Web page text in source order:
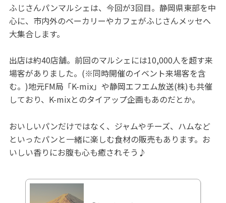
ふじさんパンマルシェは、今回が3回目。静岡県東部を中
心に、市内外のベーカリーやカフェがふじさんメッセへ
大集合します。
出店は約40店舗。前回のマルシェには10,000人を超す来
場客がありました。(※同時開催のイベント来場客を含
む。)地元FM局「K-mix」や静岡エフエム放送(株)も共催
しており、K-mixとのタイアップ企画もあのだとか。
おいしいパンだけではなく、ジャムやチーズ、ハムなど
といったパンと一緒に楽しむ食材の販売もあります。お
いしい香りにお腹も心も癒されそう♪